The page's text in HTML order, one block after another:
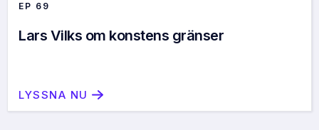
EP 69
Lars Vilks om konstens gränser
LYSSNA NU